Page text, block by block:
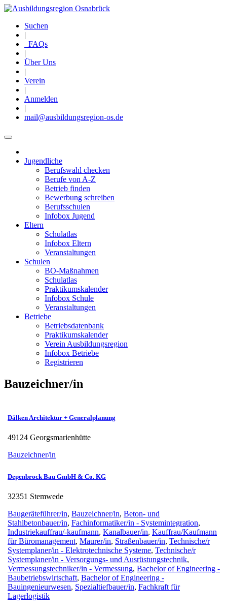
Direkt
Inhalt
Suchen
|
FAQs
|
Über Uns
|
Verein
|
Anmelden
|
mail@ausbildungsregion-os.de
Main
navigation
Jugendliche
Berufswahl checken
Berufe von A-Z
Betrieb finden
Bewerbung schreiben
Berufsschulen
Infobox Jugend
Eltern
Schulatlas
Infobox Eltern
Veranstaltungen
Schulen
BO-Maßnahmen
Schulatlas
Praktikumskalender
Infobox Schule
Veranstaltungen
Betriebe
Betriebsdatenbank
Praktikumskalender
Verein Ausbildungsregion
Infobox Betriebe
Registrieren
Bauzeichner/in
Dälken Architektur + Generalplanung
49124 Georgsmarienhütte
Bauzeichner/in
Depenbrock Bau GmbH & Co. KG
32351 Stemwede
Baugeräteführer/in, Bauzeichner/in, Beton- und
Stahlbetonbauer/in, Fachinformatiker/in - Systemintegration,
Industriekauffrau/-kaufmann, Kanalbauer/in, Kauffrau/Kaufmann
für Büromanagement, Maurer/in, Straßenbauer/in, Technische/r
Systemplaner/in - Elektrotechnische Systeme, Technische/r
Systemplaner/in - Versorgungs- und Ausrüstungstechnik,
Vermessungstechniker/in - Vermessung, Bachelor of Engineering -
Baubetriebswirtschaft, Bachelor of Engineering -
Bauingenieurwesen, Spezialtiefbauer/in, Fachkraft für
Lagerlogistik